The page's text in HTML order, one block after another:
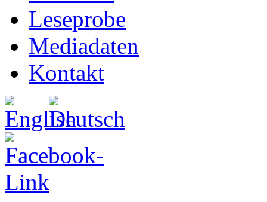
Leseprobe
Mediadaten
Kontakt